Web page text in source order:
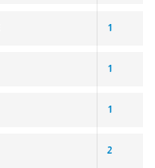
1
1
1
2